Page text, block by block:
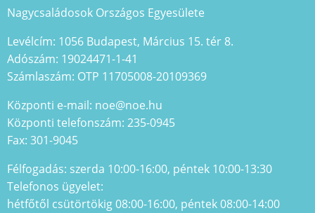
Nagycsaládosok Országos Egyesülete
Levélcím: 1056 Budapest, Március 15. tér 8.
Adószám: 19024471-1-41
Számlaszám: OTP 11705008-20109369
Központi e-mail: noe@noe.hu
Központi telefonszám: 235-0945
Fax: 301-9045
Félfogadás: szerda 10:00-16:00, péntek 10:00-13:30
Telefonos ügyelet:
hétfőtől csütörtökig 08:00-16:00, péntek 08:00-14:00